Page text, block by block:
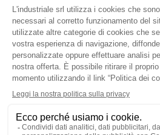
Italy
Registro Imprese
Iscrizione R.I.: 12212870153
REA: MI-1539011
Capitale sociale: Euro 10.400,00 i.v.
Contatti
info@industriale.it
PEC:industriale@pec.industriale.it